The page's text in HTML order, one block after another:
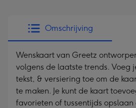
Omschrijving
Wenskaart van Greetz
volgens de laatste trends. Voeg
tekst, & versiering toe om de
te maken. Je kunt de kaart
favorieten of tussentijds